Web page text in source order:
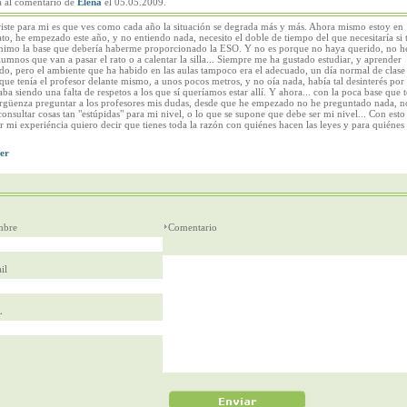
para mi es que ves como cada año la situación se degrada más y más. Ahora mismo estoy en
he empezado este año, y no entiendo nada, necesito el doble de tiempo del que necesitaría si
la base que debería haberme proporcionado la ESO. Y no es porque no haya querido, no
que van a pasar el rato o a calentar la silla... Siempre me ha gustado estudiar, y aprender
pero el ambiente que ha habido en las aulas tampoco era el adecuado, un día normal de clase
tenía el profesor delante mismo, a unos pocos metros, y no oía nada, había tal desinterés por
siendo una falta de respetos a los que sí queríamos estar allí. Y ahora... con la poca base que
preguntar a los profesores mis dudas, desde que he empezado no he preguntado nada,
cosas tan "estúpidas" para mi nivel, o lo que se supone que debe ser mi nivel... Con esto
mi experiéncia quiero decir que tienes toda la razón con quiénes hacen las leyes y para quiénes
Comentario